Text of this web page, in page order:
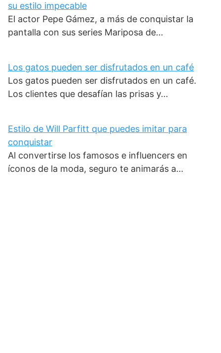
su estilo impecable
El actor Pepe Gámez, a más de conquistar la
pantalla con sus series Mariposa de…
Los gatos pueden ser disfrutados en un café
Los gatos pueden ser disfrutados en un café.
Los clientes que desafían las prisas y…
Estilo de Will Parfitt que puedes imitar para
conquistar
Al convertirse los famosos e influencers en
íconos de la moda, seguro te animarás a…